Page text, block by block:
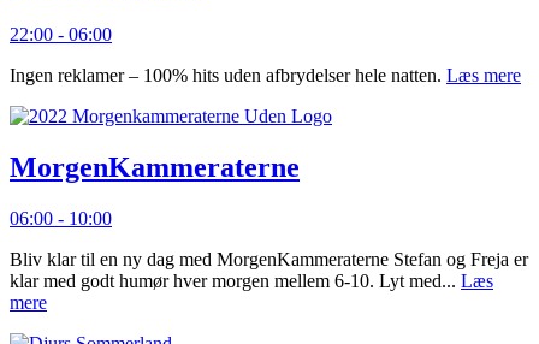
22:00 - 06:00
Ingen reklamer – 100% hits uden afbrydelser hele natten. Læs mere
MorgenKammeraterne
06:00 - 10:00
Bliv klar til en ny dag med MorgenKammeraterne Stefan og Freja er
klar med godt humør hver morgen mellem 6-10. Lyt med... Læs
mere